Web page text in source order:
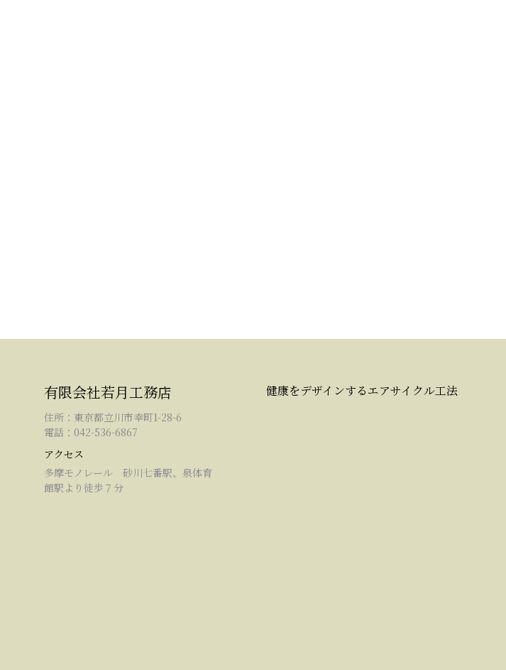
有限会社若月工務店
住所：東京都立川市幸町1-28-6
電話：042-536-6867
アクセス
多摩モノレール 砂川七番駅、泉体育
館駅より徒歩７分
健康をデザインするエアサイクル工法